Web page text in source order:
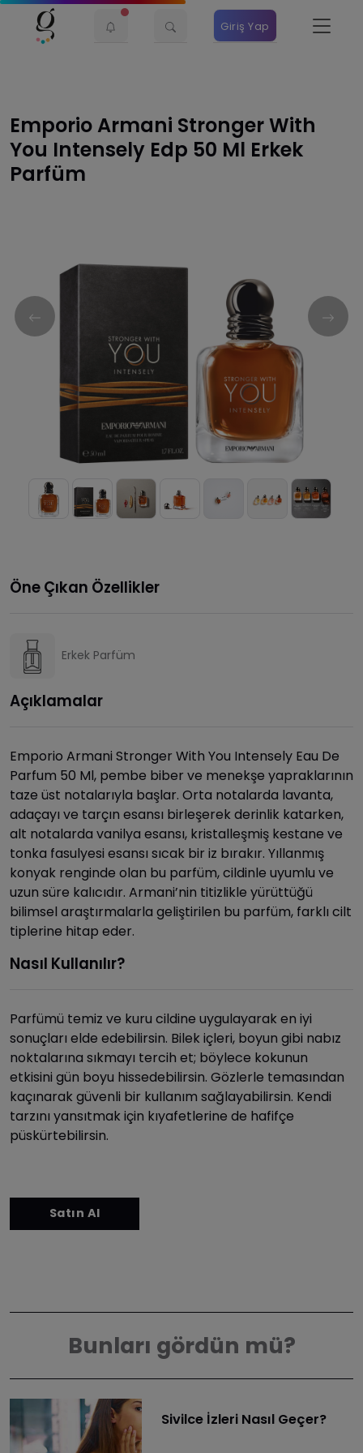
Giriş Yap
Emporio Armani Stronger With
You Intensely Edp 50 Ml Erkek
Parfüm
Öne Çıkan Özellikler
Erkek Parfüm
Açıklamalar
Emporio Armani Stronger With You Intensely Eau De
Parfum 50 Ml, pembe biber ve menekşe yapraklarının
taze üst notalarıyla başlar. Orta notalarda lavanta,
adaçayı ve tarçın esansı birleşerek derinlik katarken,
alt notalarda vanilya esansı, kristalleşmiş kestane ve
tonka fasulyesi esansı sıcak bir iz bırakır. Yıllanmış
konyak renginde olan bu parfüm, cildinle uyumlu ve
uzun süre kalıcıdır. Armani’nin titizlikle yürüttüğü
bilimsel araştırmalarla geliştirilen bu parfüm, farklı cilt
tiplerine hitap eder.
Nasıl Kullanılır?
Parfümü temiz ve kuru cildine uygulayarak en iyi
sonuçları elde edebilirsin. Bilek içleri, boyun gibi nabız
noktalarına sıkmayı tercih et; böylece kokunun
etkisini gün boyu hissedebilirsin. Gözlerle temasından
kaçınarak güvenli bir kullanım sağlayabilirsin. Kendi
tarzını yansıtmak için kıyafetlerine de hafifçe
püskürtebilirsin.
Bunları gördün mü?
Sivilce İzleri Nasıl Geçer?